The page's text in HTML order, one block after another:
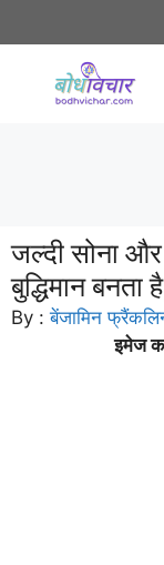
to
जल्दी सोना
बुद्धिमान बनता
By :बेंजामिन
इमेज